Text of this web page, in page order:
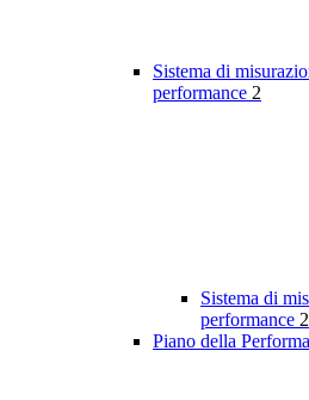
Sistema di
performance 2
Sistema di
performance 2
Piano della